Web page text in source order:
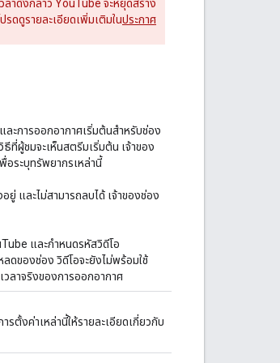
าดังกล่าว YouTube จะหยุดสร้าง
ดดูรายละเอียดเพิ่มเติมในประกาศ
ะการออกอากาศเริ่มต้นสำหรับช่อง
ที่ผู้ชมจะเห็นสตรีมเริ่มต้น เจ้าของ
อระบุทรัพยากรเหล่านี้
และไม่สามารถลบได้ เจ้าของช่อง
และกำหนดรหัสวิดีโอ
ดของช่อง วิดีโอจะยังไม่พร้อมใช้
วลาจริงของการออกอากาศ
ตั้งค่าเหล่านี้ให้รายละเอียดเกี่ยวกับ